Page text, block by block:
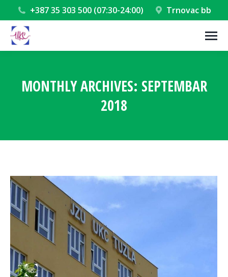
+387 35 303 500 (07:30-24:00) Trnovac bb
MONTHLY ARCHIVES: SEPTEMBAR
2018